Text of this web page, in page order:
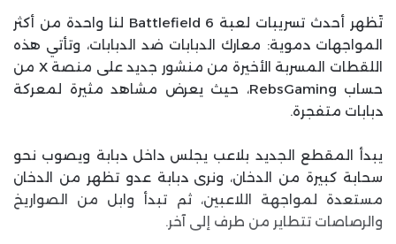
تًظهر أحدث تسريبات لعبة Battlefield 6 لنا واحدة من أكثر
المواجهات دموية: معارك الدبابات ضد الدبابات، وتأتي هذه
اللقطات المسربة الأخيرة من منشور جديد على منصة X من
حساب RebsGaming، حيث يعرض مشاهد مثيرة لمعركة
دبابات متفجرة.
يبدأ المقطع الجديد بلاعب يجلس داخل دبابة ويصوب نحو
سحابة كبيرة من الدخان، ونرى دبابة عدو تظهر من الدخان
مستعدة لمواجهة اللاعبين، ثم تبدأ وابل من الصواريخ
والرصاصات تتطاير من طرف إلى آخر.